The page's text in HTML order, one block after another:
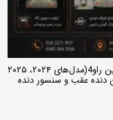
راهنمای جامع آپشن‌های تخصصی تویوتا کرولا کراس لوین راو4(مدل‌های ۲۰۲۴، ۲۰۲۵
دوربین دنده عقب و سنسور دنده